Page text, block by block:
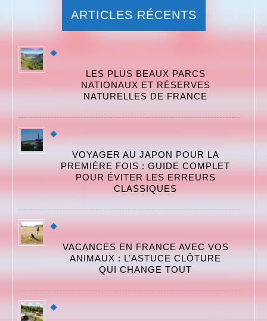
ARTICLES RÉCENTS
LES PLUS BEAUX PARCS
NATIONAUX ET RÉSERVES
NATURELLES DE FRANCE
VOYAGER AU JAPON POUR LA
PREMIÈRE FOIS : GUIDE COMPLET
POUR ÉVITER LES ERREURS
CLASSIQUES
VACANCES EN FRANCE AVEC VOS
ANIMAUX : L’ASTUCE CLÔTURE
QUI CHANGE TOUT